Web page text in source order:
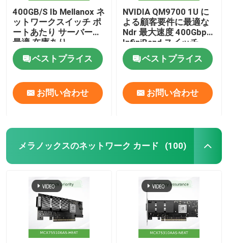
400GB/S Ib Mellanox ネ
ットワークスイッチ ポ
ートあたり サーバーに
最適 在庫あり
MQM9790-NS2R(920-
9B210-00RN-0D0) マ
ネージドスイッチ
ベストプライス
お問い合わせ
NVIDIA QM9700 1U に
よる顧客要件に最適な
Ndr 最大速度 400Gbps
InfiniBand スイッチ
MQM9700-NS2R 920-
9B210-00RN-0M2
ベストプライス
お問い合わせ
メラノックスのネットワーク カード (100)